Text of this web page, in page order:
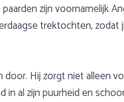
zijn
trektochten,
Hij zorgt niet alleen
in al zijn puurheid en